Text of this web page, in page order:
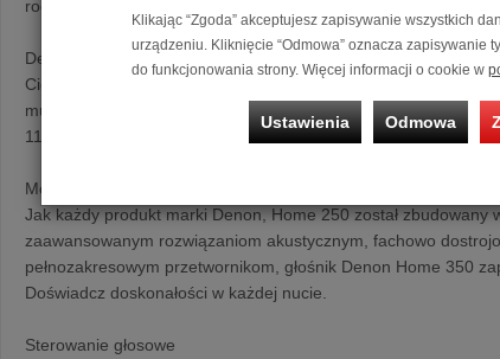
room.
Denon Home
Ciesz się najbardziej szczegółowym dźwiękiem w każdym
muzykę i korzystaj z przycisków Quick Select za pomocą
110 latach doświadczenia w technologiach audio.
Moc i wydajność
Jak każdy produkt marki Denon, Home 250 został
zaawansowanym rozwiązaniom akustycznym, fachowo
pełnozakresowym przetwornikom, głośnik Denon Home 350
Doświadcz doskonałości w każdej nucie.
Sterowanie głosowe
Klikając “Zgoda” akceptujesz zapisywanie wszystkich
urządzeniu. Kliknięcie “Odmowa” oznacza zapisywanie
do funkcjonowania strony. Więcej informacji o cookie w
Ustawienia Odmowa